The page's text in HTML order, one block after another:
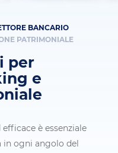
BANCARIO
PATRIMONIALE
per
e
è essenziale
in ogni angolo del